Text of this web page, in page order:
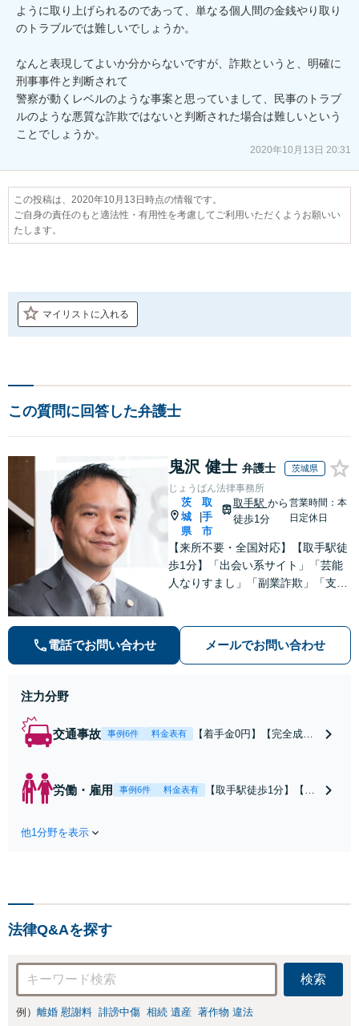
ように取り上げられるのであって、単なる個人間の金銭やり取り
のトラブルでは難しいでしょうか。
なんと表現してよいか分からないですが、詐欺というと、明確に
刑事事件と判断されて
警察が動くレベルのような事案と思っていまして、民事のトラブ
ルのような悪質な詐欺ではないと判断された場合は難しいという
2020年10月13日 20:31
この投稿は、2020年10月13日時点の情報です。
ご自身の責任のもと適法性・有用性を考慮してご利用いただくようお願いい
たします。
マイリストに入れる
この質問に回答した弁護士
鬼沢 健士 弁護士 茨城県
じょうばん法律事務所
茨
城
県
取
手
市
取手駅 から
徒歩1分
営業時間：本
日定休日
【来所不要・全国対応】【取手駅徒
歩1分】「出会い系サイト」「芸能
人なりすまし」「副業詐欺」「支援
は不当解雇・雇い止め・残業代未払
いの相談【完全成功報酬制】【相談
電話でお問い合わせ メールでお問い合わせ
注力分野
交通事故 事例6件 料金表有
【着手金0円】【完全成功
績多数あり！3カ月以内ス
ピード解決／示談金0円→5
労働・雇用 事例6件 料金表有
【取手駅徒歩1分】【オ
談で悩みを解消！使用
応可【相談無料】
他1分野を表示
法律Q&Aを探す
検索
例） 離婚 慰謝料 誹謗中傷 相続 遺産 著作物 違法